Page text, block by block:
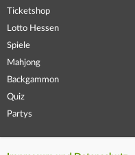
Ticketshop
Lotto Hessen
Spiele
Mahjong
Backgammon
Quiz
Partys